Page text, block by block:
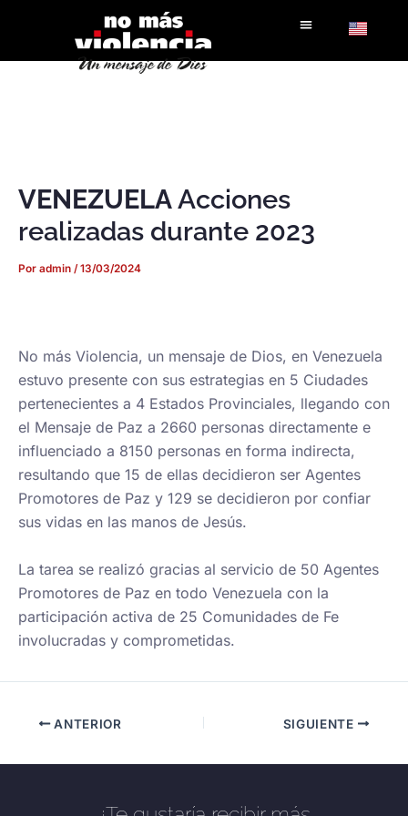
contenido
VENEZUELAAcciones
realizadas durante 2023
Por admin /13/03/2024
No más Violencia, un mensaje de Dios, en Venezuela
estuvo presente con sus estrategias en 5 Ciudades
pertenecientes a 4 Estados Provinciales, llegando con
el Mensaje de Paz a 2660 personas directamente e
influenciado a 8150 personas en forma indirecta,
resultando que 15 de ellas decidieron ser Agentes
Promotores de Paz y 129 se decidieron por confiar
sus vidas en las manos de Jesús.
La tarea se realizó gracias al servicio de 50 Agentes
Promotores de Paz en todo Venezuela con la
participación activa de 25 Comunidades de Fe
involucradas y comprometidas.
ANTERIOR SIGUIENTE